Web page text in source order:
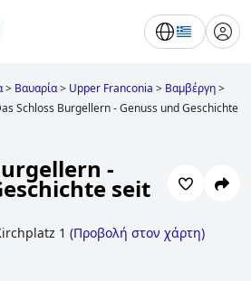
> Βαυαρία> Upper Franconia > Βαμβέργη>
Schloss Burgellern - Genuss und Geschichte
-
seit
1 (Προβολή στον χάρτη)